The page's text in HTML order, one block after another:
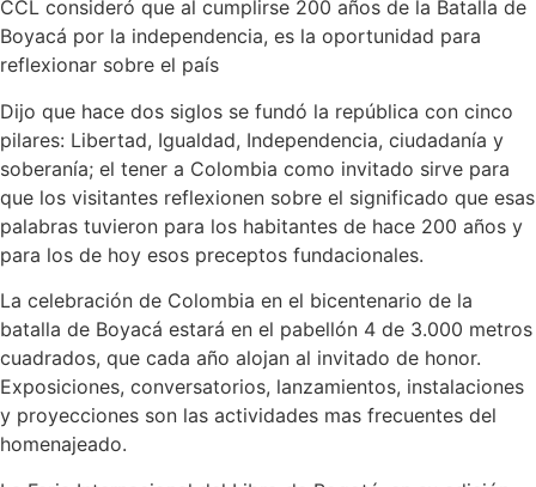
CCL consideró que al cumplirse 200 años de la Batalla de
Boyacá por la independencia, es la oportunidad para
reflexionar sobre el país
Dijo que hace dos siglos se fundó la república con cinco
pilares: Libertad, Igualdad, Independencia, ciudadanía y
soberanía; el tener a Colombia como invitado sirve para
que los visitantes reflexionen sobre el significado que esas
palabras tuvieron para los habitantes de hace 200 años y
para los de hoy esos preceptos fundacionales.
La celebración de Colombia en el bicentenario de la
batalla de Boyacá estará en el pabellón 4 de 3.000 metros
cuadrados, que cada año alojan al invitado de honor.
Exposiciones, conversatorios, lanzamientos, instalaciones
y proyecciones son las actividades mas frecuentes del
homenajeado.